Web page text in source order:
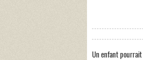
Un enfant